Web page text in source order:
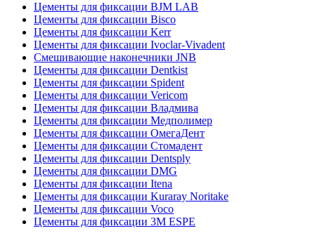
Цементы для фиксации BJM LAB
Цементы для фиксации Bisco
Цементы для фиксации Kerr
Цементы для фиксации Ivoclar-Vivadent
Смешивающие наконечники JNB
Цементы для фиксации Dentkist
Цементы для фиксации Spident
Цементы для фиксации Vericom
Цементы для фиксации Владмива
Цементы для фиксации Медполимер
Цементы для фиксации ОмегаДент
Цементы для фиксации Стомадент
Цементы для фиксации Dentsply
Цементы для фиксации DMG
Цементы для фиксации Itena
Цементы для фиксации Kuraray Noritake
Цементы для фиксации Voco
Цементы для фиксации 3M ESPE